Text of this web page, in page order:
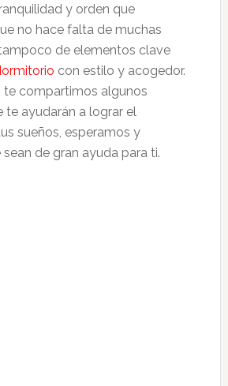
y orden que
no hace falta de muchas
de elementos clave
con estilo y acogedor.
te compartimos algunos
te ayudarán a lograr el
sueños, esperamos y
de gran ayuda para ti.